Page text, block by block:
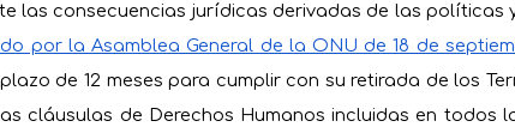
las consecuencias jurídicas derivadas de las políticas
por la Asamblea General de la ONU de 18 de
de 12 meses para cumplir con su retirada de los
cláusulas de Derechos Humanos incluidas en todos